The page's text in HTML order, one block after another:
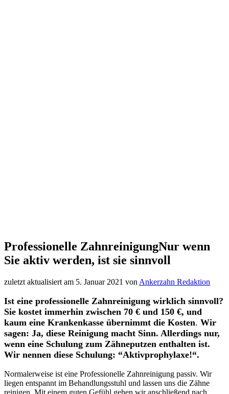
Professionelle ZahnreinigungNur wenn
Sie aktiv werden, ist sie sinnvoll
zuletzt aktualisiert am 5. Januar 2021 von Ankerzahn Redaktion
Ist eine professionelle Zahnreinigung wirklich sinnvoll?
Sie kostet immerhin zwischen 70 € und 150 €, und
kaum eine Krankenkasse übernimmt die Kosten. Wir
sagen: Ja, diese Reinigung macht Sinn. Allerdings nur,
wenn eine Schulung zum Zähneputzen enthalten ist.
Wir nennen diese Schulung: “Aktivprophylaxe!“.
Normalerweise ist eine Professionelle Zahnreinigung passiv. Wir
liegen entspannt im Behandlungsstuhl und lassen uns die Zähne
reinigen. Mit einem guten Gefühl gehen wir anschließend nach